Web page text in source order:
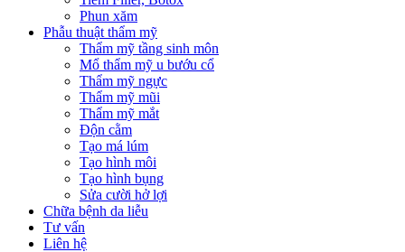
Phun xăm
Phẫu thuật thẩm mỹ
Thẩm mỹ tầng sinh môn
Mổ thẩm mỹ u bướu cổ
Thẩm mỹ ngực
Thẩm mỹ mũi
Thẩm mỹ mắt
Độn cằm
Tạo má lúm
Tạo hình môi
Tạo hình bụng
Sửa cười hở lợi
Chữa bệnh da liễu
Tư vấn
Liên hệ